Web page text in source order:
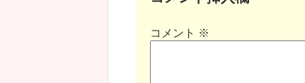
コメント ※